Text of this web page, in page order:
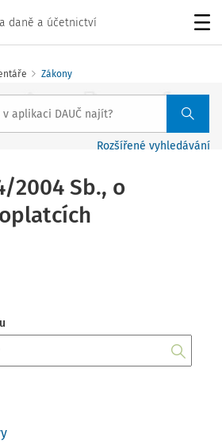
daně a účetnictví
Zákony
Rozšířené vyhledávání
2004 Sb., o